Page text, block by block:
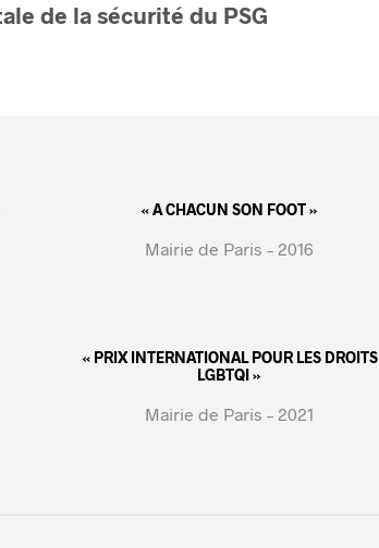
de la sécurité du PSG
« A CHACUN SON FOOT »
Mairie de Paris – 2016
« PRIX INTERNATIONAL POUR LES DROITS
LGBTQI »
Mairie de Paris – 2021